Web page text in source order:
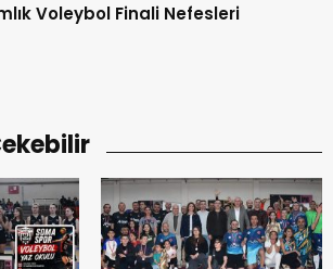
Voleybol Finali Nefesleri